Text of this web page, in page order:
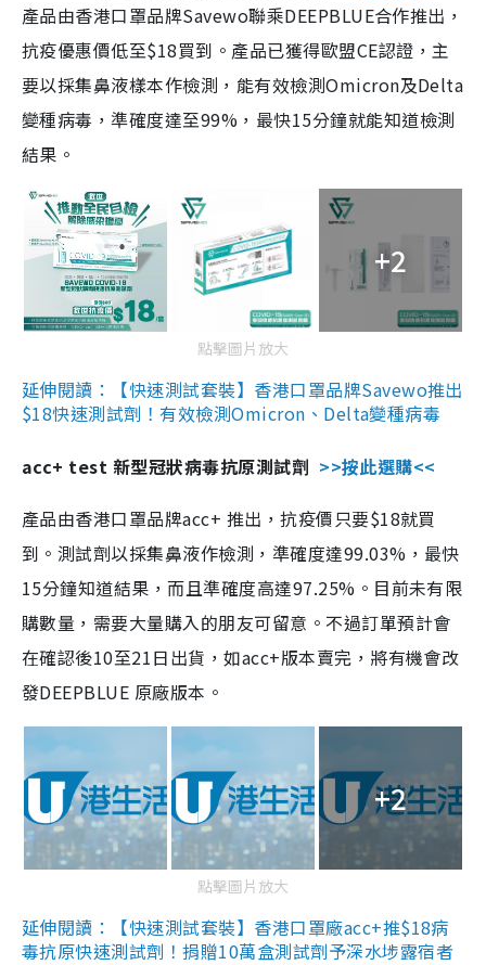
產品由香港口罩品牌Savewo聯乘DEEPBLUE合作推出，
抗疫優惠價低至$18買到。產品已獲得歐盟CE認證，主
要以採集鼻液樣本作檢測，能有效檢測Omicron及Delta
變種病毒，準確度達至99%，最快15分鐘就能知道檢測
結果。
+2
點擊圖片放大
延伸閱讀：【快速測試套裝】香港口罩品牌Savewo推出
$18快速測試劑！有效檢測Omicron、Delta變種病毒
acc+ test 新型冠狀病毒抗原測試劑 >>按此選購<<
產品由香港口罩品牌acc+ 推出，抗疫價只要$18就買
到。測試劑以採集鼻液作檢測，準確度達99.03%，最快
15分鐘知道結果，而且準確度高達97.25%。目前未有限
購數量，需要大量購入的朋友可留意。不過訂單預計會
在確認後10至21日出貨，如acc+版本賣完，將有機會改
發DEEPBLUE 原廠版本。
+2
點擊圖片放大
延伸閱讀：【快速測試套裝】香港口罩廠acc+推$18病
毒抗原快速測試劑！捐贈10萬盒測試劑予深水埗露宿者